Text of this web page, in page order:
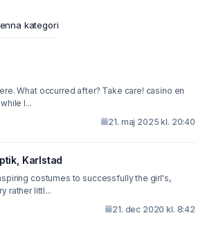
kategori
occurred after? Take care! casino en
I...
21. maj 2025 kl. 20:40
Karlstad
costumes to successfully the girl's,
rather littl...
21. dec 2020 kl. 8:42